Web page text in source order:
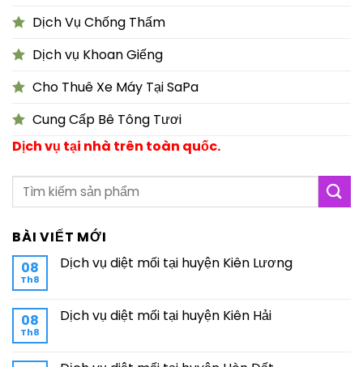
Dịch Vụ Chống Thấm
Dịch vụ Khoan Giếng
Cho Thuê Xe Máy Tại SaPa
Cung Cấp Bê Tông Tươi
Dịch vụ tại nhà trên toàn quốc.
BÀI VIẾT MỚI
08
Th8
Dịch vụ diệt mối tại huyện Kiên Lương
08
Th8
Dịch vụ diệt mối tại huyện Kiên Hải